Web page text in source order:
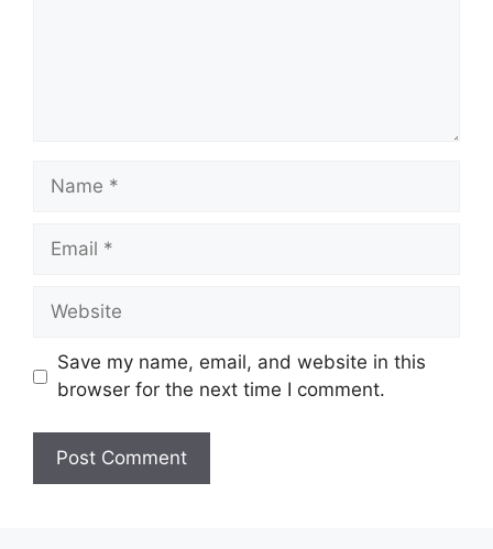
Name
Email
Website
Save my name, email, and website in this
browser for the next time I comment.